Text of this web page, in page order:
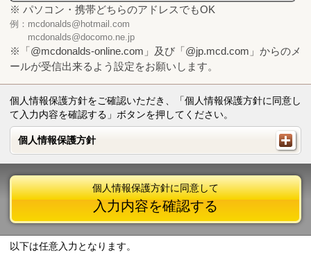
※ パソコン・携帯どちらのアドレスでもOK
例：mcdonalds@hotmail.com
mcdonalds@docomo.ne.jp
※「@mcdonalds-online.com」及び「@jp.mcd.com」からのメ
ールが受信出来るよう設定をお願いします。
個人情報保護方針をご確認いただき、「個人情報保護方針に同意し
て入力内容を確認する」ボタンを押してください。
個人情報保護方針
個人情報保護方針
個人情報保護方針に同意して
入力内容を確認する
以下は任意入力となります。